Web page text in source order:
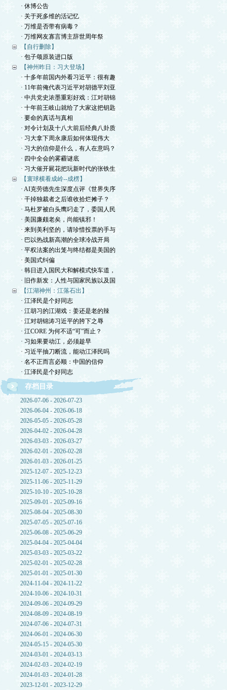
· 休博公告
· 关于死多维的活记忆
· 万维是否带有病毒？
· 万维网友寡言博主辞世周年祭
【自行删除】
· 包子颂原装进口版
【神州昨日：习大登场】
· 十多年前国内外看习近平：很有趣
· 11年前俺代表习近平对胡德平刘亚
· 中共党史浓墨重彩好戏：江对胡锦
· 十年前王岐山就给了大家这把钥匙
· 要命的真话与真相
· 对令计划及十八大前后经典八卦质
· 习大拿下周永康后如何体现伟大
· 习大的信仰是什么，有人在意吗？
· 四中全会的雾霾谜底
· 习大催开屍花把玩新时代的张铁生
【寰球横看成岭--成楞】
· AI克劳德先生深度点评《世界失序
· 干掉独裁者之后谁收拾烂摊子？
· 马杜罗被白头鹰叼走了，委国人民
· 美国廉颇老矣，尚能镇邪！
· 来到美利坚的，请珍惜投票的手与
· 巴以热战新高潮的全球冷战开局
· 平权法案的出笼与终结都是美国的
· 美国式纠偏
· 韩日进入国民大和解模式快车道，
· 旧作新发：人性与国家民族以及国
【江湖神州：江落石出】
· 江泽民是个好同志
· 江胡习的江湖戏：姜还是老的辣
· 江对胡锦涛习近平的胯下之辱
· 江CORE 为何不适“可”而止？
· 习如果要动江，必须趁早
· 习近平抽刀断流，能动江泽民吗
· 名不正而言必顺：中国的信仰
· 江泽民是个好同志
存档目录
2026-07-06 - 2026-07-23
2026-06-04 - 2026-06-18
2026-05-05 - 2026-05-28
2026-04-02 - 2026-04-28
2026-03-03 - 2026-03-27
2026-02-01 - 2026-02-28
2026-01-03 - 2026-01-25
2025-12-07 - 2025-12-23
2025-11-06 - 2025-11-29
2025-10-10 - 2025-10-28
2025-09-01 - 2025-09-16
2025-08-04 - 2025-08-30
2025-07-05 - 2025-07-16
2025-06-08 - 2025-06-29
2025-04-04 - 2025-04-04
2025-03-03 - 2025-03-22
2025-02-01 - 2025-02-28
2025-01-01 - 2025-01-30
2024-11-04 - 2024-11-22
2024-10-06 - 2024-10-31
2024-09-06 - 2024-09-29
2024-08-09 - 2024-08-19
2024-07-06 - 2024-07-31
2024-06-01 - 2024-06-30
2024-05-15 - 2024-05-30
2024-03-01 - 2024-03-13
2024-02-03 - 2024-02-19
2024-01-03 - 2024-01-28
2023-12-01 - 2023-12-29